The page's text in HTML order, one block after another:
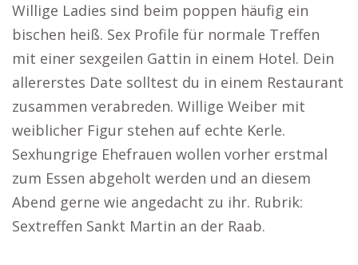
Willige Ladies sind beim poppen häufig ein
bischen heiß. Sex Profile für normale Treffen
mit einer sexgeilen Gattin in einem Hotel. Dein
allererstes Date solltest du in einem Restaurant
zusammen verabreden. Willige Weiber mit
weiblicher Figur stehen auf echte Kerle.
Sexhungrige Ehefrauen wollen vorher erstmal
zum Essen abgeholt werden und an diesem
Abend gerne wie angedacht zu ihr. Rubrik:
Sextreffen Sankt Martin an der Raab.